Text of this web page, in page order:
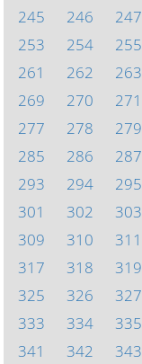
245
246 247
253
254 255
261
262 263
269
270 271
277
278 279
285
286 287
293
294 295
301
302 303
309
310 311
317
318 319
325
326 327
333
334 335
341
342 343